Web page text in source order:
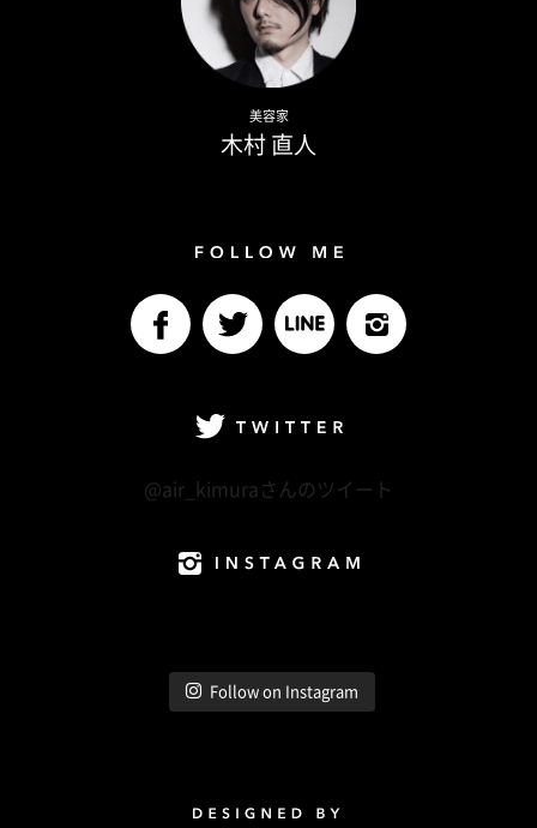
美容家
木村 直人
@air_kimuraさんのツイート
Follow on Instagram